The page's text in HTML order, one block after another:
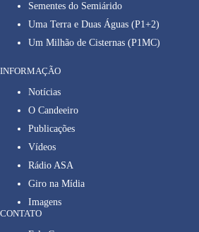
Sementes do Semiárido
Uma Terra e Duas Águas (P1+2)
Um Milhão de Cisternas (P1MC)
INFORMAÇÃO
Notícias
O Candeeiro
Publicações
Vídeos
Rádio ASA
Giro na Mídia
Imagens
CONTATO